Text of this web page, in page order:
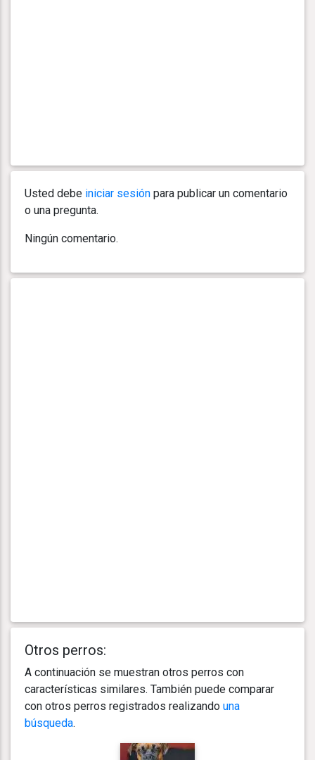
Usted debe iniciar sesión para publicar un comentario
o una pregunta.
Ningún comentario.
Otros perros:
A continuación se muestran otros perros con
características similares. También puede comparar
con otros perros registrados realizando una
búsqueda.